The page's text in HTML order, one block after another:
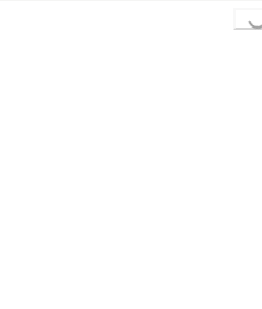
Loading...